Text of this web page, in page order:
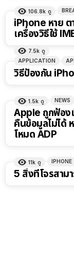
106.8k ดู
iPhone หาย
เครื่องวิธีใช้
7.5k ดู
APPLICATION
วิธีป้องกัน
1.5k ดู NEWS
Apple ถูกฟ้อง
คืนข้อมูลไม่ได้
โหมด ADP
11k ดู IPHONE
5 สิ่งที่โจรสาม